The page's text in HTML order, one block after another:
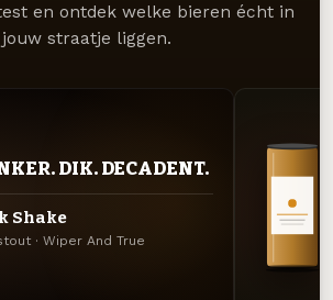
en ontdek welke bieren écht in
jouw straatje liggen.
DIK. DECADENT.
Shake
· Wiper And True